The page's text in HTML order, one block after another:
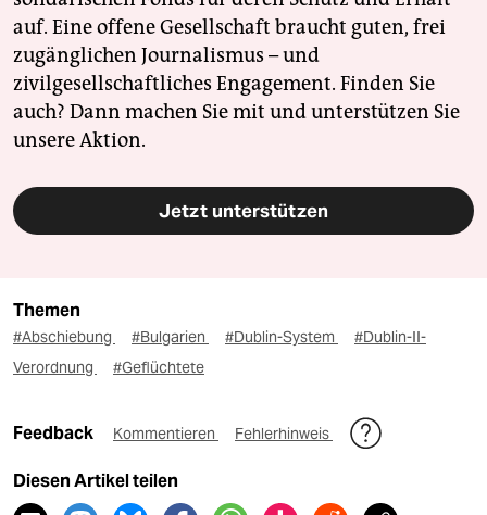
auf. Eine offene Gesellschaft braucht guten, frei
zugänglichen Journalismus – und
zivilgesellschaftliches Engagement. Finden Sie
auch? Dann machen Sie mit und unterstützen Sie
unsere Aktion.
Jetzt unterstützen
Themen
#Abschiebung #Bulgarien #Dublin-System
#Dublin-II-
Verordnung
#Geflüchtete
Feedback Kommentieren Fehlerhinweis
Diesen Artikel teilen